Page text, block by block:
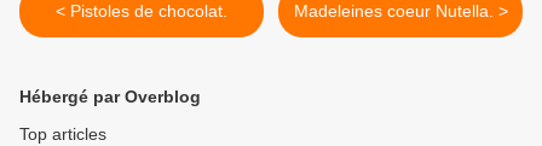
< Pistoles de chocolat. Madeleines coeur Nutella. >
Hébergé par Overblog
Top articles